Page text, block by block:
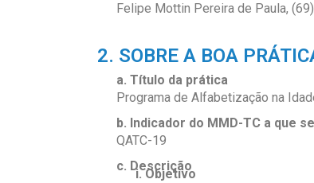
Felipe Mottin Pereira de Paula,
2. SOBRE A BOA
a. Título da prática
Programa de Alfabetização na
b. Indicador do MMD-TC a que
QATC-19
c. Descrição
i. Objetivo